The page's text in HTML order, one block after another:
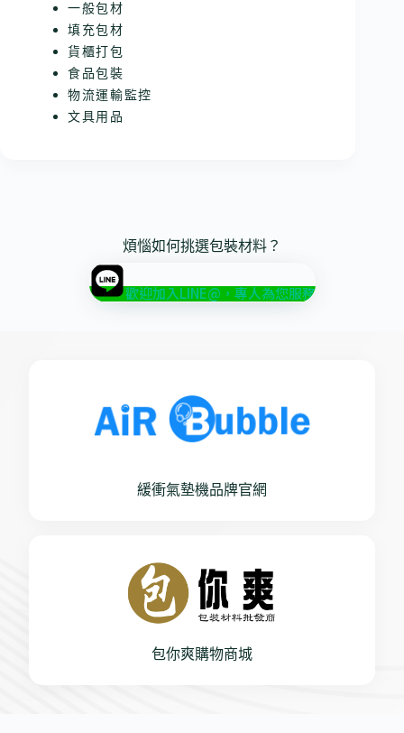
一般包材
填充包材
貨櫃打包
食品包裝
物流運輸監控
文具用品
煩惱如何挑選包裝材料？
歡迎加入LINE@，專人為您服務
緩衝氣墊機品牌官網
包你爽購物商城